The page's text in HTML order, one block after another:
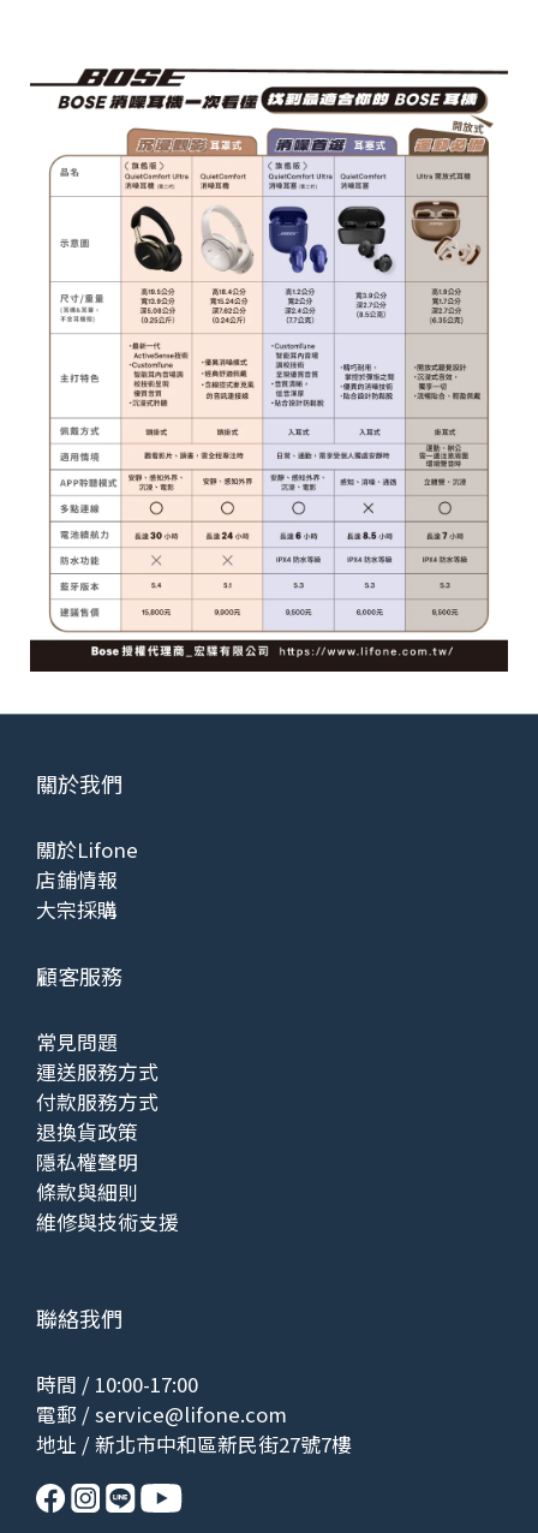
關於我們
關於Lifone
店鋪情報
大宗採購
顧客服務
常見問題
運送服務方式
付款服務方式
退換貨政策
隱私權聲明
條款與細則
維修與技術支援
聯絡我們
時間 / 10:00-17:00
電郵 /service@lifone.com
地址 / 新北市中和區新民街27號7樓